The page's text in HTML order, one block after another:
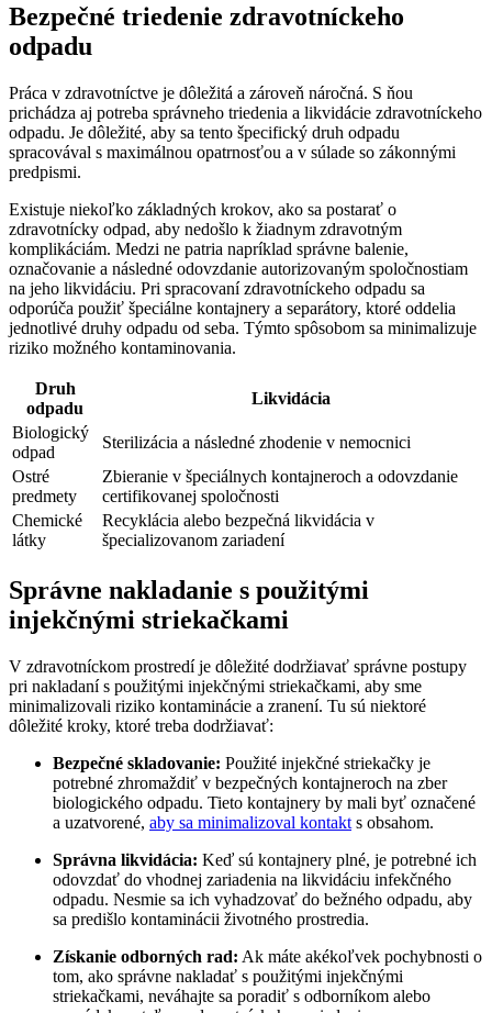
Bezpečné triedenie zdravotníckeho
odpadu
Práca v zdravotníctve je dôležitá a zároveň náročná. S ňou
prichádza aj potreba správneho triedenia a likvidácie zdravotníckeho
odpadu. Je dôležité, aby sa tento špecifický druh odpadu
spracovával s maximálnou opatrnosťou a v súlade so zákonnými
predpismi.
Existuje niekoľko základných krokov, ako sa postarať o
zdravotnícky odpad, aby nedošlo k žiadnym zdravotným
komplikáciám. Medzi ne patria napríklad správne balenie,
označovanie a následné odovzdanie autorizovaným spoločnostiam
na jeho likvidáciu. Pri spracovaní zdravotníckeho odpadu sa
odporúča použiť špeciálne kontajnery a separátory, ktoré oddelia
jednotlivé druhy odpadu od seba. Týmto spôsobom sa minimalizuje
riziko možného kontaminovania.
Druh
odpadu
Likvidácia
Biologický
odpad
Sterilizácia a následné zhodenie v nemocnici
Ostré
predmety
Zbieranie v špeciálnych kontajneroch a odovzdanie
certifikovanej spoločnosti
Chemické
látky
Recyklácia alebo bezpečná likvidácia v
špecializovanom zariadení
Správne nakladanie s použitými
injekčnými striekačkami
V zdravotníckom prostredí je dôležité dodržiavať správne postupy
pri nakladaní s použitými injekčnými striekačkami, aby sme
minimalizovali riziko kontaminácie a zranení. Tu sú niektoré
dôležité kroky, ktoré treba dodržiavať:
Bezpečné skladovanie: Použité injekčné striekačky je
potrebné zhromaždiť v bezpečných kontajneroch na zber
biologického odpadu. Tieto kontajnery by mali byť označené
a uzatvorené, aby sa minimalizoval kontakt s obsahom.
Správna likvidácia: Keď sú kontajnery plné, je potrebné ich
odovzdať do vhodnej zariadenia na likvidáciu infekčného
odpadu. Nesmie sa ich vyhadzovať do bežného odpadu, aby
sa predišlo kontaminácii životného prostredia.
Získanie odborných rad: Ak máte akékoľvek pochybnosti o
tom, ako správne nakladať s použitými injekčnými
striekačkami, neváhajte sa poradiť s odborníkom alebo